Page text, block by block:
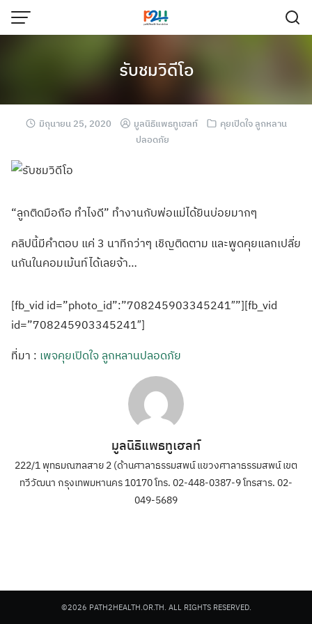
รับชมวิดีโอ
มิถุนายน 25, 2020 มูลนิธิแพธทูเฮลท์
คุยเปิดใจ ลูกหลาน
ปลอดภัย
“ลูกติดมือถือ ทำไงดี” ทำงานกับพ่อแม่ได้ยินบ่อยมากๆ
คลิปนี้มีคำตอบ แค่ 3 นาทีกว่าๆ เชิญติดตาม และพูดคุยแลกเปลี่ย
นกันในคอมเม้นท์ได้เลยจ้า…
[fb_vid id=”photo_id”:”708245903345241″”][fb_vid
id=”708245903345241″]
ที่มา : เพจคุยเปิดใจ ลูกหลานปลอดภัย
มูลนิธิแพธทูเฮลท์
222/1 พุทธมณฑลสาย 2 (ด้านศาลาธรรมสพน์ แขวงศาลาธรรมสพน์ เขต
ทวีวัฒนา กรุงเทพมหานคร 10170 โทร. 02-448-0387-9 โทรสาร. 02-
049-5689
©2026 PATH2HEALTH.OR.TH. ALL RIGHTS RESERVED.